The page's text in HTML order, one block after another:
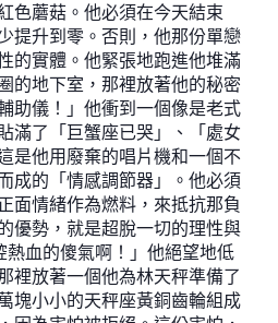
色蘑菇。他必須在今天結束
提升到零。否則，他那份單戀
的實體。他緊張地跑進他堆滿
的地下室，那裡放著他的秘密
助儀！」他衝到一個像是老式
滿了「巨蟹座已哭」、「處女
是他用廢棄的唱片機和一個不
成的「情感調節器」。他必須
面情緒作為燃料，來抵抗那負
優勢，就是超脫一切的理性與
血的傻氣啊！」他絕望地低
裡放著一個他為林天秤準備了
塊小小的天秤座黃銅齒輪組成